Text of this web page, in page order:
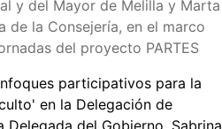
y del Mayor de Melilla y Marta
de la Consejería, en el marco
del proyecto PARTES